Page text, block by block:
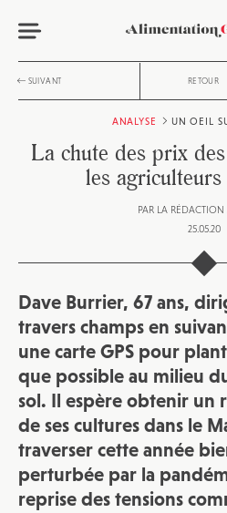
SUIVANT RETOUR
ANALYSE UN OEIL
La chute des prix
les
PAR LA RÉDACTION
25.05.20
Dave Burrier, 67 ans,
travers champs en
une carte GPS pour
que possible au milieu
sol. Il espère obtenir un
de ses cultures dans le
traverser cette année
perturbée par la
reprise des tensions